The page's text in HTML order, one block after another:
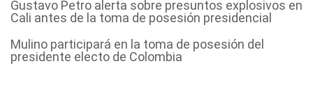
Gustavo Petro alerta sobre presuntos explosivos en
Cali antes de la toma de posesión presidencial
Mulino participará en la toma de posesión del
presidente electo de Colombia